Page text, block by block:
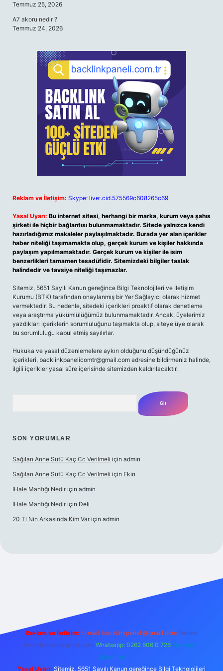
Temmuz 25, 2026
A7 akoru nedir ?
Temmuz 24, 2026
Reklam ve İletişim: Skype: live:.cid.575569c608265c69
Yasal Uyarı: Bu internet sitesi, herhangi bir marka, kurum veya şahıs
şirketi ile hiçbir bağlantısı bulunmamaktadır. Sitede yalnızca kendi
hazırladığımız makaleler paylaşılmaktadır. Burada yer alan içerikler
haber niteliği taşımamakta olup, gerçek kurum ve kişiler hakkında
paylaşım yapılmamaktadır. Gerçek kurum ve kişiler ile isim
benzerlikleri tamamen tesadüfidir. Sitemizdeki bilgiler taslak
halindedir ve tavsiye niteliği taşımazlar.
Sitemiz, 5651 Sayılı Kanun gereğince Bilgi Teknolojileri ve İletişim
Kurumu (BTK) tarafından onaylanmış bir Yer Sağlayıcı olarak hizmet
vermektedir. Bu nedenle, sitedeki içerikleri proaktif olarak denetleme
veya araştırma yükümlülüğümüz bulunmamaktadır. Ancak, üyelerimiz
yazdıkları içeriklerin sorumluluğunu taşımakta olup, siteye üye olarak
bu sorumluluğu kabul etmiş sayılırlar.
Hukuka ve yasal düzenlemelere aykırı olduğunu düşündüğünüz
içerikleri, backlinkpanelicomtr@gmail.com adresine bildirmeniz halinde,
ilgili içerikler yasal süre içerisinde sitemizden kaldırılacaktır.
SON YORUMLAR
Sağılan Anne Sütü Kaç Cc Verilmeli için admin
Sağılan Anne Sütü Kaç Cc Verilmeli için Ekin
İHale Mantığı Nedir için admin
İHale Mantığı Nedir için Deli
20 Tl Nin Arkasında Kim Var için admin
https://
Reklam ve İletişim: E-mail: backlinkpaneli@gmail.com Teams:
forumhizmeti@gmail.com Whatsapp: 0262 606 0 726 Telegram:
@karabul
Yasal Uyarı: Sitemiz, 5651 Sayılı Kanun gereğince Bilgi Teknolojileri